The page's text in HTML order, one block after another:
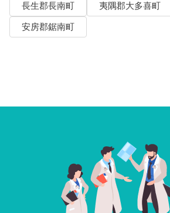
長生郡長南町
夷隅郡大多喜町
安房郡鋸南町